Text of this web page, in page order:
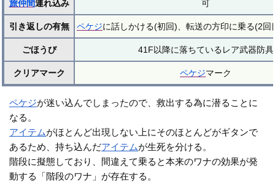
旅仲間連れ込み 可
引き返しの有無 ペケジに話しかける(初回)、転送の方印に乗る(2回
ごほうび 41F以降に落ちているレア武器防具
クリアマーク ペケジマーク
ペケジが迷い込んでしまったので、救出する為に潜ることに
なる。
アイテムがほとんど出現しない上にそのほとんどがギタンで
あるため、持ち込んだアイテムが生死を分ける。
階段に擬態しており、間違えて乗ると本来のワナの効果が発
動する「階段のワナ」が存在する。